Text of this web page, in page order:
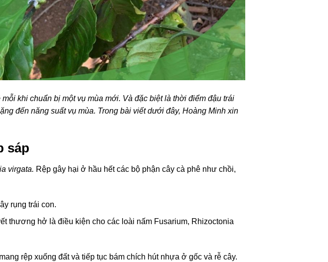
khi chuẩn bị một vụ mùa mới. Và đặc biệt là thời điểm đậu trái
đến năng suất vụ mùa. Trong bài viết dưới đây, Hoàng Minh xin
sáp
virgata. Rệp gây hại ở hầu hết các bộ phận cây cà phê như chồi,
rụng trái con.
thương hở là điều kiện cho các loài nấm Fusarium, Rhizoctonia
rệp xuống đất và tiếp tục bám chích hút nhựa ở gốc và rễ cây.